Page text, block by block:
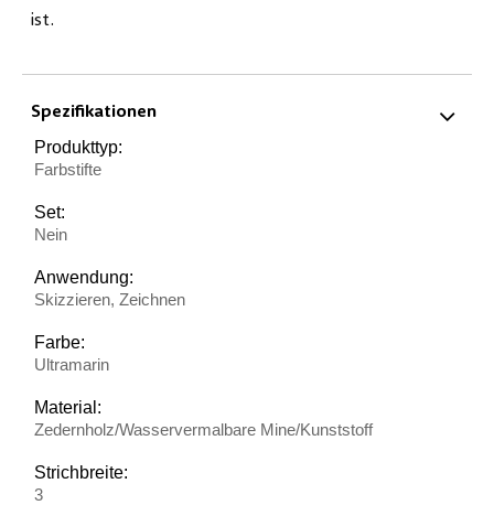
ist.
Spezifikationen
Produkttyp:
Farbstifte
Set:
Nein
Anwendung:
Skizzieren, Zeichnen
Farbe:
Ultramarin
Material:
Zedernholz/Wasservermalbare Mine/Kunststoff
Strichbreite:
3